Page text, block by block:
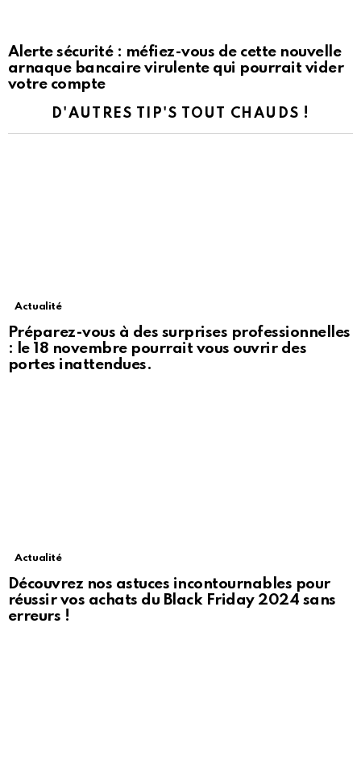
Alerte sécurité : méfiez-vous de cette nouvelle
arnaque bancaire virulente qui pourrait vider
votre compte
D'AUTRES TIP'S TOUT CHAUDS !
Actualité
Préparez-vous à des surprises professionnelles
: le 18 novembre pourrait vous ouvrir des
portes inattendues.
Actualité
Découvrez nos astuces incontournables pour
réussir vos achats du Black Friday 2024 sans
erreurs !